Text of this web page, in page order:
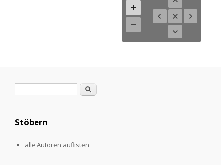
Suche
Stöbern
alle Autoren auflisten